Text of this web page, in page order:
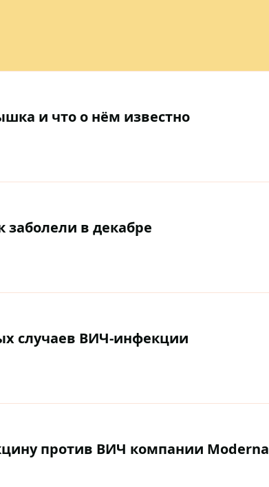
и что о нём известно
заболели в декабре
случаев ВИЧ-инфекции
против ВИЧ компании Moderna